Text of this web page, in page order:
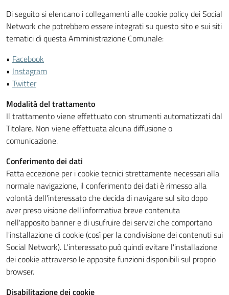
Di seguito si elencano i collegamenti alle cookie policy dei Social
Network che potrebbero essere integrati su questo sito e sui siti
tematici di questa Amministrazione Comunale:
• Facebook
• Instagram
• Twitter
Modalità del trattamento
Il trattamento viene effettuato con strumenti automatizzati dal
Titolare. Non viene effettuata alcuna diffusione o
comunicazione.
Conferimento dei dati
Fatta eccezione per i cookie tecnici strettamente necessari alla
normale navigazione, il conferimento dei dati è rimesso alla
volontà dell'interessato che decida di navigare sul sito dopo
aver preso visione dell'informativa breve contenuta
nell'apposito banner e di usufruire dei servizi che comportano
l'installazione di cookie (così per la condivisione dei contenuti sui
Social Network). L'interessato può quindi evitare l'installazione
dei cookie attraverso le apposite funzioni disponibili sul proprio
browser.
Disabilitazione dei cookie